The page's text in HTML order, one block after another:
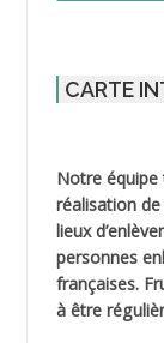
CARTE
Notre équipe
réalisation
lieux
personnes
françaises.
à être